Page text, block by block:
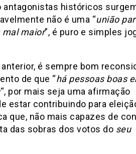
antagonistas históricos
não é uma “união
mal maior”, é puro e simples
é sempre bom
de que “há pessoas boas
“, por mais seja uma afirmação
estar contribuindo para
que, não mais capazes de
das sobras dos votos do seu